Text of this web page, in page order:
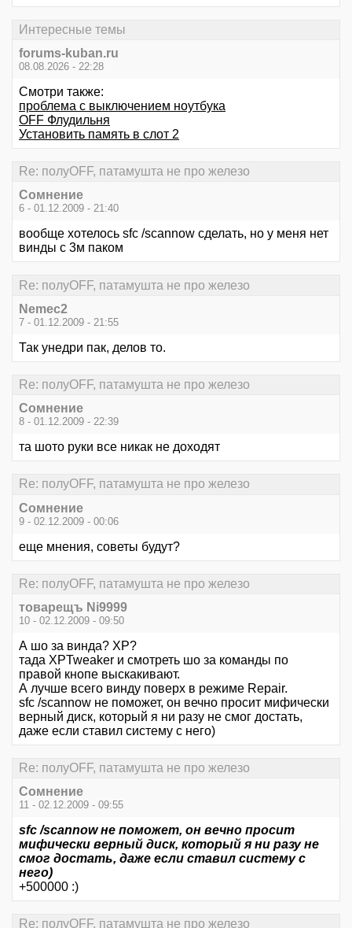
Интересные темы
forums-kuban.ru
08.08.2026 - 22:28
Смотри также:
проблема с выключением ноутбука
OFF Флудильня
Установить память в слот 2
Re: полуOFF, патамушта не про железо
Сомнение
6 - 01.12.2009 - 21:40
вообще хотелось sfc /scannow сделать, но у меня нет
винды с 3м паком
Re: полуOFF, патамушта не про железо
Nemec2
7 - 01.12.2009 - 21:55
Так унедри пак, делов то.
Re: полуOFF, патамушта не про железо
Сомнение
8 - 01.12.2009 - 22:39
та шото руки все никак не доходят
Re: полуOFF, патамушта не про железо
Сомнение
9 - 02.12.2009 - 00:06
еще мнения, советы будут?
Re: полуOFF, патамушта не про железо
товарещъ Ni9999
10 - 02.12.2009 - 09:50
А шо за винда? ХР?
тада XPTweaker и смотреть шо за команды по
правой кнопе выскакивают.
А лучше всего винду поверх в режиме Repair.
sfc /scannow не поможет, он вечно просит мифически
верный диск, который я ни разу не смог достать,
даже если ставил систему с него)
Re: полуOFF, патамушта не про железо
Сомнение
11 - 02.12.2009 - 09:55
sfc /scannow не поможет, он вечно просит
мифически верный диск, который я ни разу не
смог достать, даже если ставил систему с
него)
+500000 :)
Re: полуOFF, патамушта не про железо